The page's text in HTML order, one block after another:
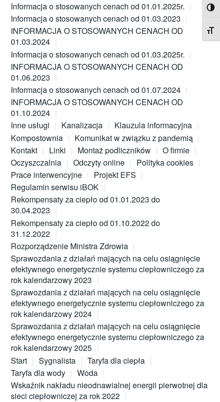
Informacja o stosowanych cenach od 01.01.2025r.
Informacja o stosowanych cenach od 01.03.2023
INFORMACJA O STOSOWANYCH CENACH OD
01.03.2024
Informacja o stosowanych cenach od 01.03.2025r.
INFORMACJA O STOSOWANYCH CENACH OD
01.06.2023
Informacja o stosowanych cenach od 01.07.2024
INFORMACJA O STOSOWANYCH CENACH OD
01.10.2024
Inne usługi
Kanalizacja
Klauzula informacyjna
Kompostownia
Komunikat w związku z pandemią
Kontakt
Linki Montaż podliczników
O firmie
Oczyszczalnia
Odczyty online
Polityka cookies
Prace interwencyjne
Projekt EFS
Regulamin serwisu iBOK
Rekompensaty za ciepło od 01.01.2023 do
30.04.2023
Rekompensaty za ciepło od 01.10.2022 do
31.12.2022
Rozporządzenie Ministra Zdrowia
Sprawozdania z działań mających na celu osiągnięcie
efektywnego energetycznie systemu ciepłowniczego za
rok kalendarzowy 2023
Sprawozdania z działań mających na celu osiągnięcie
efektywnego energetycznie systemu ciepłowniczego za
rok kalendarzowy 2024
Sprawozdania z działań mających na celu osiągnięcie
efektywnego energetycznie systemu ciepłowniczego za
rok kalendarzowy 2025
Start
Sygnalista
Taryfa dla ciepła
Taryfa dla wody
Woda
Wskaźnik nakładu nieodnawialnej energii pierwotnej dla
sieci ciepłowniczej za rok 2022